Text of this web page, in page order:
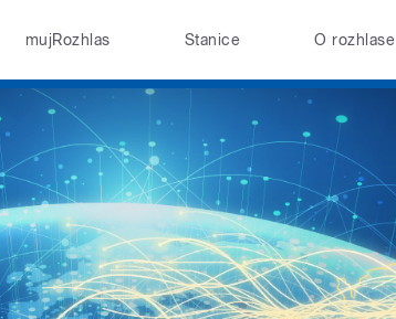
mujRozhlas Stanice O rozhlase